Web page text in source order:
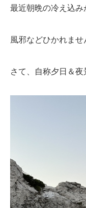
最近朝晩の冷え込み
風邪などひかれませ
さて、自称夕日＆